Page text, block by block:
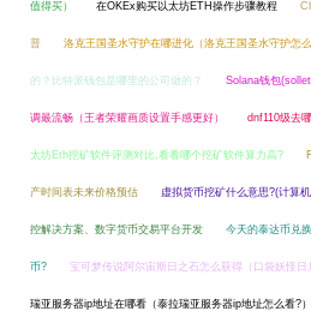
值得买） 在OKEx购买以太坊ETH操作步骤教程
普 洛克王国圣水守护在哪进化（洛克王国圣水守护怎么
的？比特派钱包是哪里的公司做的？ Solana钱包
调最流畅（王者荣耀画质设置手感更好） dnf110级去
太坊Eth挖矿软件评测对比,看看哪个挖矿软件算力高?
产时间表未来价格预估 虚拟货币挖矿什么意思?(计算
控解决方案、数字货币交易平台开发 今天的泰达币兑
币? 宝可梦传说阿尔宙斯日之石怎么获得（口袋妖怪日
瑞亚服务器ip地址在哪看（泰拉瑞亚服务器ip地址怎么看?）